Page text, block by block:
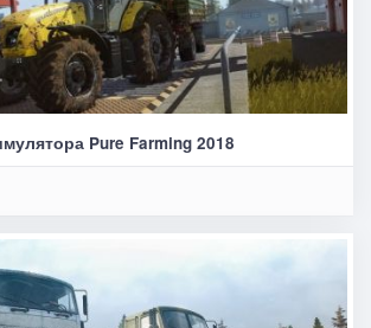
Pure Farming 2018